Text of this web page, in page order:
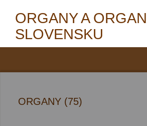
ORGANY A
SLOVENSKU
ORGANY (75)